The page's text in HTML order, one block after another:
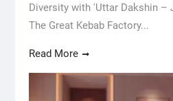
Diversity with 'Uttar Dakshin –
The Great Kebab Factory...
Read More